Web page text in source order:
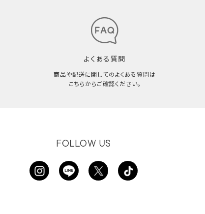
よくある質問
商品や配送に関してのよくある質問は
こちらからご確認ください。
FOLLOW US